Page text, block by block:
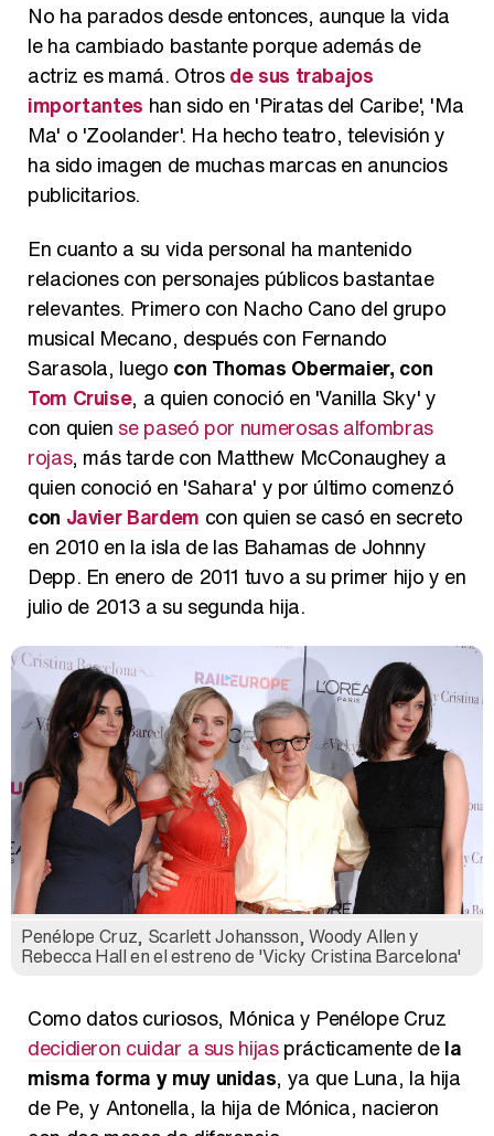
No ha parados desde entonces, aunque la vida
le ha cambiado bastante porque además de
actriz es mamá. Otrosde sus trabajos
importantes han sido en 'Piratas del Caribe', 'Ma
Ma' o 'Zoolander'. Ha hecho teatro, televisión y
ha sido imagen de muchas marcas en anuncios
publicitarios.
En cuanto a su vida personal ha mantenido
relaciones con personajes públicos bastantae
relevantes. Primero con Nacho Cano del grupo
musical Mecano, después con Fernando
Sarasola, luego con Thomas Obermaier, con
Tom Cruise, a quien conoció en 'Vanilla Sky' y
con quien se paseó por numerosas alfombras
rojas, más tarde con Matthew McConaughey a
quien conoció en 'Sahara' y por último comenzó
con Javier Bardem con quien se casó en secreto
en 2010 en la isla de las Bahamas de Johnny
Depp. En enero de 2011 tuvo a su primer hijo y en
julio de 2013 a su segunda hija.
Penélope Cruz, Scarlett Johansson, Woody Allen y
Rebecca Hall en el estreno de 'Vicky Cristina Barcelona'
Como datos curiosos, Mónica y Penélope Cruz
decidieron cuidar a sus hijasprácticamente dela
misma forma y muy unidas, ya que Luna, la hija
de Pe, y Antonella, la hija de Mónica, nacieron